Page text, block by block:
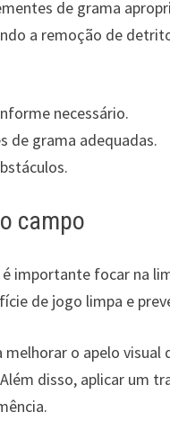
de grama
a remoção de
necessário.
de grama adequadas.
campo
importante focar na
de jogo limpa e
o apelo
disso, aplicar um